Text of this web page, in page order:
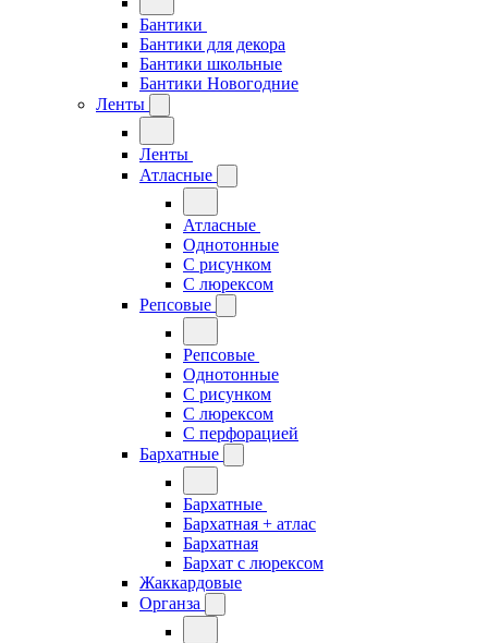
Бантики
Бантики для декора
Бантики школьные
Бантики Новогодние
Ленты
Ленты
Атласные
Атласные
Однотонные
С рисунком
С люрексом
Репсовые
Репсовые
Однотонные
С рисунком
С люрексом
С перфорацией
Бархатные
Бархатные
Бархатная + атлас
Бархатная
Бархат с люрексом
Жаккардовые
Органза